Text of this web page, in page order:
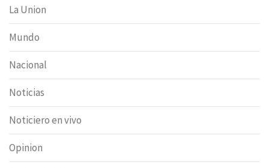
La Union
Mundo
Nacional
Noticias
Noticiero en vivo
Opinion